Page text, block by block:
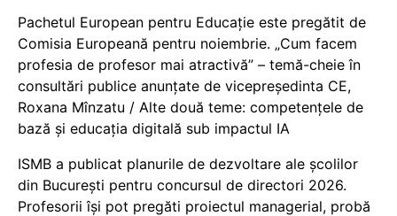
Pachetul European pentru Educație este pregătit de
Comisia Europeană pentru noiembrie. „Cum facem
profesia de profesor mai atractivă” – temă-cheie în
consultări publice anunțate de vicepreședinta CE,
Roxana Mînzatu / Alte două teme: competențele de
bază și educația digitală sub impactul IA
ISMB a publicat planurile de dezvoltare ale școlilor
din București pentru concursul de directori 2026.
Profesorii își pot pregăti proiectul managerial, probă